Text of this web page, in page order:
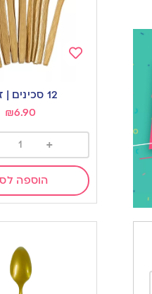
wishlist
12 סכינים | זהב
₪6.90
+
הוספה